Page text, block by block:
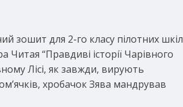
зошит для 2-го класу пілотних шкіл
“Правдиві історії Чарівного
Лісі, як завжди, вирують
хробачок Зява мандрував